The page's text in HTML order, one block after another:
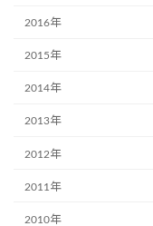
2016年
2015年
2014年
2013年
2012年
2011年
2010年